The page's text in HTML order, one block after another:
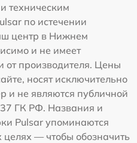
техническим
по истечении
центр в Нижнем
и не имеет
от производителя. Цены
носят исключительно
и не являются публичной
ГК РФ. Названия и
Pulsar упоминаются
— чтобы обозначить